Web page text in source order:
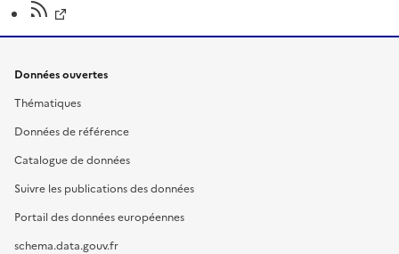
Données ouvertes
Thématiques
Données de référence
Catalogue de données
Suivre les publications des données
Portail des données européennes
schema.data.gouv.fr